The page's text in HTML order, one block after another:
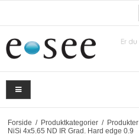
Forside / Produktkategorier / Produkter
NiSi 4x5.65 ND IR Grad. Hard edge 0.9